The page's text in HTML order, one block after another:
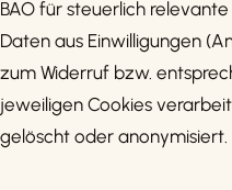
BAO für steuerlich
Daten aus Einwilligungen
zum Widerruf bzw.
jeweiligen Cookies
gelöscht oder anonymisiert.